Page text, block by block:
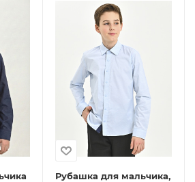
Рубашка для мальчика,